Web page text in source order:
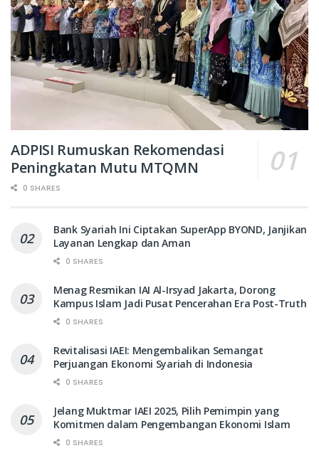
ADPISI Rumuskan Rekomendasi
Peningkatan Mutu MTQMN
0 SHARES
Bank Syariah Ini Ciptakan SuperApp BYOND, Janjikan
Layanan Lengkap dan Aman
0 SHARES
Menag Resmikan IAI Al-Irsyad Jakarta, Dorong
Kampus Islam Jadi Pusat Pencerahan Era Post-Truth
0 SHARES
Revitalisasi IAEI: Mengembalikan Semangat
Perjuangan Ekonomi Syariah di Indonesia
0 SHARES
Jelang Muktmar IAEI 2025, Pilih Pemimpin yang
Komitmen dalam Pengembangan Ekonomi Islam
0 SHARES